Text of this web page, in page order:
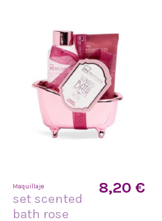
Maquillaje
set scented
bath rose
8,20 €